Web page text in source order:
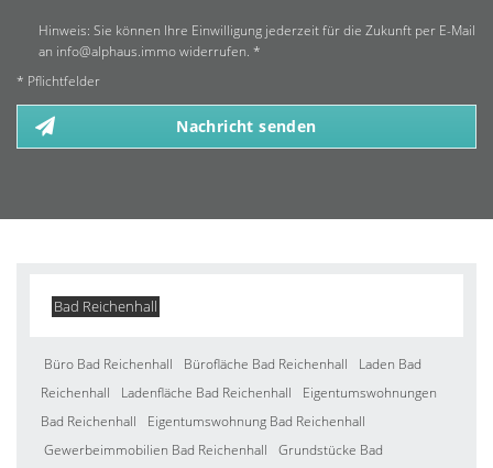
Hinweis: Sie können Ihre Einwilligung jederzeit für die Zukunft per E-Mail
an info@alphaus.immo widerrufen. *
* Pflichtfelder
Nachricht senden
Bad Reichenhall
Büro Bad Reichenhall Bürofläche Bad Reichenhall
Laden Bad
Reichenhall
Ladenfläche Bad Reichenhall
Eigentumswohnungen
Bad Reichenhall
Eigentumswohnung Bad Reichenhall
Gewerbeimmobilien Bad Reichenhall
Grundstücke Bad